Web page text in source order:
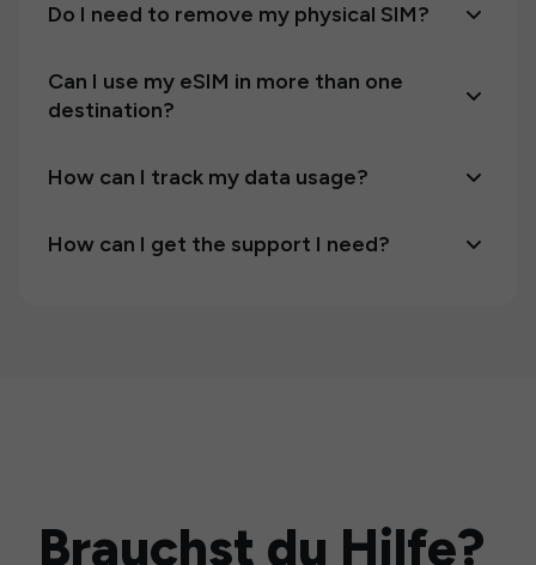
Do I need to remove my physical SIM?
Can I use my eSIM in more than one
destination?
How can I track my data usage?
How can I get the support I need?
Brauchst du Hilfe?